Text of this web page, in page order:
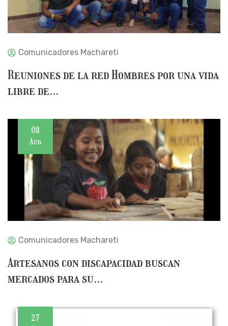
Comunicadores Machareti
Reuniones de la red Hombres por una vida
libre de...
08
Aug
Comunicadores Machareti
Artesanos con discapacidad buscan
mercados para su...
27